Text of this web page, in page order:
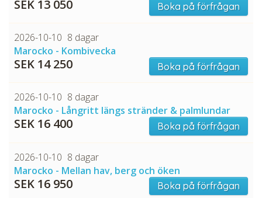
SEK 13 050 Boka på förfrågan
2026-10-10 8 dagar
Marocko - Kombivecka
SEK 14 250 Boka på förfrågan
2026-10-10 8 dagar
Marocko - Långritt längs stränder & palmlundar
SEK 16 400 Boka på förfrågan
2026-10-10 8 dagar
Marocko - Mellan hav, berg och öken
SEK 16 950 Boka på förfrågan